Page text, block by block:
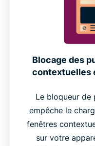
Blocage des
contextuelles
Le bloqueur de
empêche le
fenêtres
sur votre